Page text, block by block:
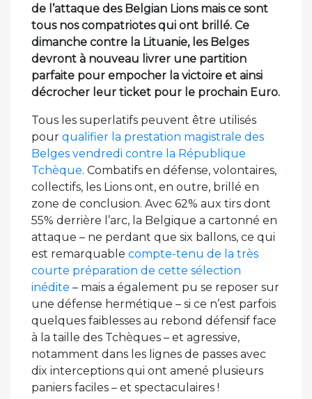
de l’attaque des Belgian Lions mais ce sont
tous nos compatriotes qui ont brillé. Ce
dimanche contre la Lituanie, les Belges
devront à nouveau livrer une partition
parfaite pour empocher la victoire et ainsi
décrocher leur ticket pour le prochain Euro.
Tous les superlatifs peuvent être utilisés
pour qualifier la prestation magistrale des
Belges vendredi contre la République
Tchèque. Combatifs en défense, volontaires,
collectifs, les Lions ont, en outre, brillé en
zone de conclusion. Avec 62% aux tirs dont
55% derrière l’arc, la Belgique a cartonné en
attaque – ne perdant que six ballons, ce qui
est remarquable compte-tenu de la très
courte préparation de cette sélection
inédite – mais a également pu se reposer sur
une défense hermétique – si ce n’est parfois
quelques faiblesses au rebond défensif face
à la taille des Tchèques – et agressive,
notamment dans les lignes de passes avec
dix interceptions qui ont amené plusieurs
paniers faciles – et spectaculaires !